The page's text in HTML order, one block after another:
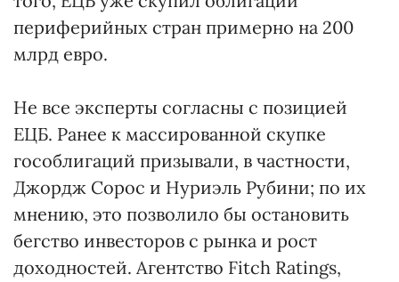
периферийных стран примерно на 200
млрд евро.
Не все эксперты согласны с позицией
ЕЦБ. Ранее к массированной скупке
гособлигаций призывали, в частности,
Джордж Сорос и Нуриэль Рубини; по их
мнению, это позволило бы остановить
бегство инвесторов с рынка и рост
доходностей. Агентство Fitch Ratings,